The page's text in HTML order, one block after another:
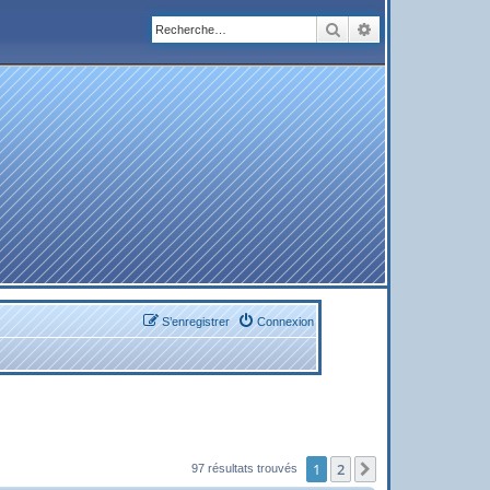
Rechercher
Connexion
S’enregistrer
97 résultats trouvés 1 2